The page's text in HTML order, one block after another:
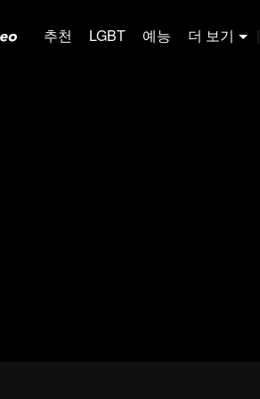
추천 LGBT 예능 더 보기 |